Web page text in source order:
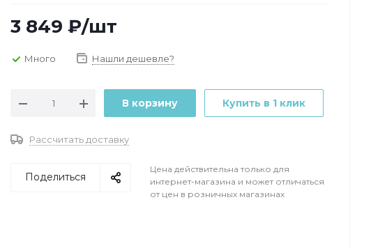
3 849 ₽/шт
Много Нашли дешевле?
В корзину Купить в 1 клик
Рассчитать доставку
Поделиться
Цена действительна только для
интернет-магазина и может отличаться
от цен в розничных магазинах